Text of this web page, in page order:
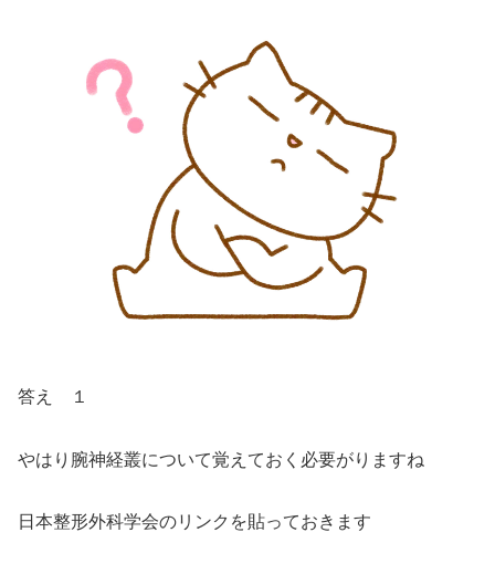
答え １
やはり腕神経叢について覚えておく必要がりますね
日本整形外科学会のリンクを貼っておきます